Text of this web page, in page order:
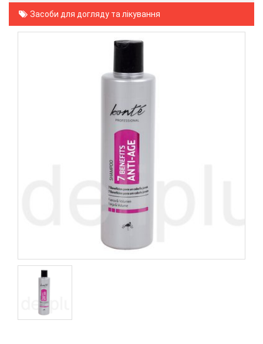
Засоби для догляду та лікування